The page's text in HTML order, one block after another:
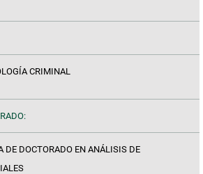
CRIMINAL
DE DOCTORADO EN ANÁLISIS DE